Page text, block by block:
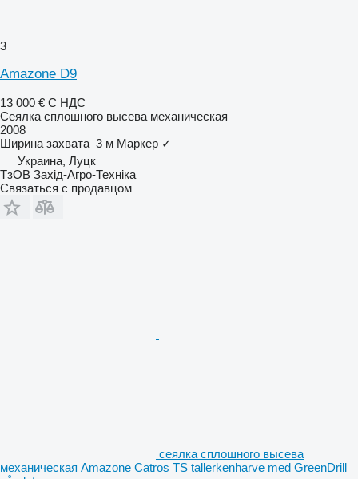
3
Amazone D9
13 000 € С НДС
Сеялка сплошного высева механическая
2008
Ширина захвата 3 м Маркер ✓
Украина, Луцк
ТзОВ Захід-Агро-Техніка
Связаться с продавцом
сеялка сплошного высева
механическая Amazone Catros TS tallerkenharve med GreenDrill